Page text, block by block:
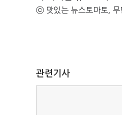
ⓒ 맛있는 뉴스토마토, 무
관련기사